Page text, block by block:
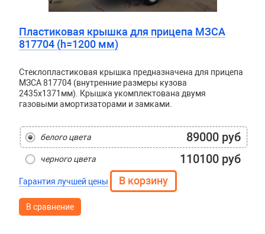
Пластиковая крышка для прицепа МЗСА
817704 (h=1200 мм)
Стеклопластиковая крышка предназначена для прицепа
МЗСА 817704 (внутренние размеры кузова
2435x1371мм). Крышка укомплектована двумя
газовыми амортизаторами и замками.
белого цвета 89000 руб
черного цвета 110100 руб
Гарантия лучшей цены
В сравнение